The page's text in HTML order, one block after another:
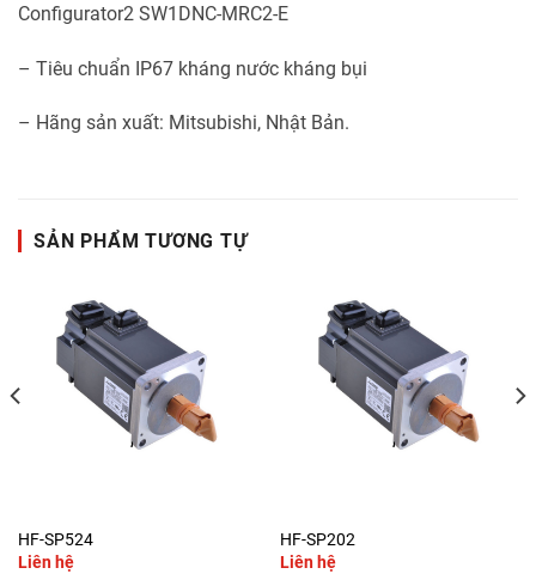
Configurator2 SW1DNC-MRC2-E
– Tiêu chuẩn IP67 kháng nước kháng bụi
– Hãng sản xuất: Mitsubishi, Nhật Bản.
SẢN PHẨM TƯƠNG TỰ
HF-SP524
Liên hệ
HF-SP202
Liên hệ